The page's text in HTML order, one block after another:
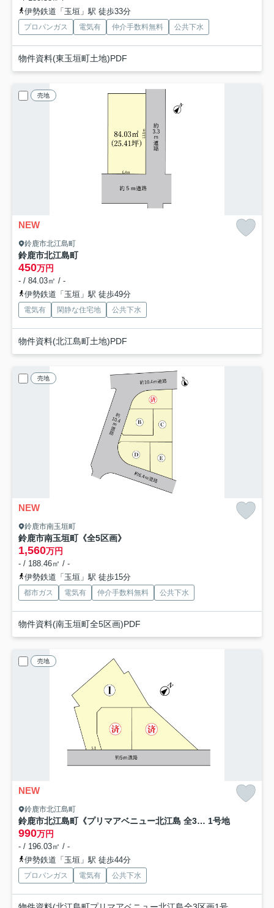
伊勢鉄道「玉垣」駅 徒歩33分
プロパンガス 電気有 仲介手数料無料 公共下水
物件資料(東玉垣町土地)PDF
売地
NEW
鈴鹿市北江島町
鈴鹿市北江島町
450万円
- / 84.03㎡ / -
伊勢鉄道「玉垣」駅 徒歩49分
電気有 閑静な住宅地 公共下水
物件資料(北江島町土地)PDF
売地
NEW
鈴鹿市南玉垣町
鈴鹿市南玉垣町《全5区画》
1,560万円
- / 188.46㎡ / -
伊勢鉄道「玉垣」駅 徒歩15分
都市ガス 電気有 仲介手数料無料 公共下水
物件資料(南玉垣町全5区画)PDF
売地
NEW
鈴鹿市北江島町
鈴鹿市北江島町《プリマアベニュー北江島 全3区画》1号地 1号地
990万円
- / 196.03㎡ / -
伊勢鉄道「玉垣」駅 徒歩44分
プロパンガス 電気有 公共下水